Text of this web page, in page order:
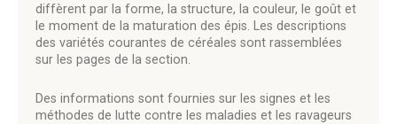
diffèrent par la forme, la structure, la couleur, le goût et
le moment de la maturation des épis. Les descriptions
des variétés courantes de céréales sont rassemblées
sur les pages de la section.
Des informations sont fournies sur les signes et les
méthodes de lutte contre les maladies et les ravageurs